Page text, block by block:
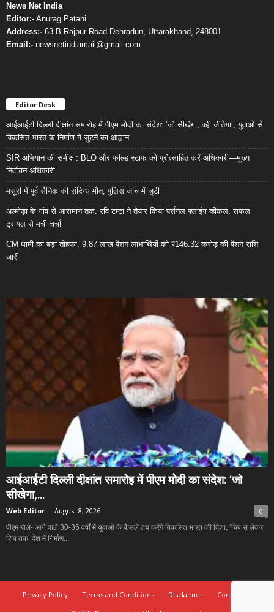
News Net India
Editor:- Anurag Patani
Address:- 63 B Rajpur Road Dehradun, Uttarakhand, 248001
Email:- newsnetindiamail@gmail.com
Editor Desk
आईआईटी दिल्ली दीक्षांत समारोह में पीएम मोदी का संदेश: ‘जो सीखेगा, वही जीतेगा’, युवाओं से
विकसित भारत के निर्माण में जुटने का आह्वान
SIR अभियान की समीक्षा: BLO और फील्ड स्टाफ को प्रोत्साहित करें अधिकारी—मुख्य
निर्वाचन अधिकारी
मसूरी में पूर्व सैनिक की संदिग्ध मौत, पुलिस जांच में जुटी
अल्मोड़ा के गांव से आसमान तक: रवि टम्टा ने तैयार किया पर्सनल फ्लाइंग व्हीकल, सफल
ट्रायल से मची चर्चा
CM धामी का बड़ा तोहफा, 9.87 लाख पेंशन लाभार्थियों को ₹146.32 करोड़ की पेंशन राशि
जारी
आईआईटी दिल्ली दीक्षांत समारोह में पीएम मोदी का संदेश: ‘जो
सीखेगा,...
Web Editor - August 8, 2026 0
पीएम बोले- आने वाले 30-35 वर्षों में युवाओं के फैसले तय करेंगे विकसित भारत की दिशा, ‘चिप से लेकर
शिप तक’ देश में निर्माण...
Privacy Policy Terms and Conditions Disclaimer
Contact Us